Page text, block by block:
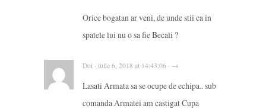
Orice bogatan ar veni, de unde stii ca in
spatele lui nu o sa fie Becali ?
Doi · iulie 6, 2018 at 14:43:06 · →
Lasati Armata sa se ocupe de echipa.. sub
comanda Armatei am castigat Cupa